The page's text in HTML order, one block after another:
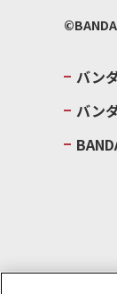
バン
バン